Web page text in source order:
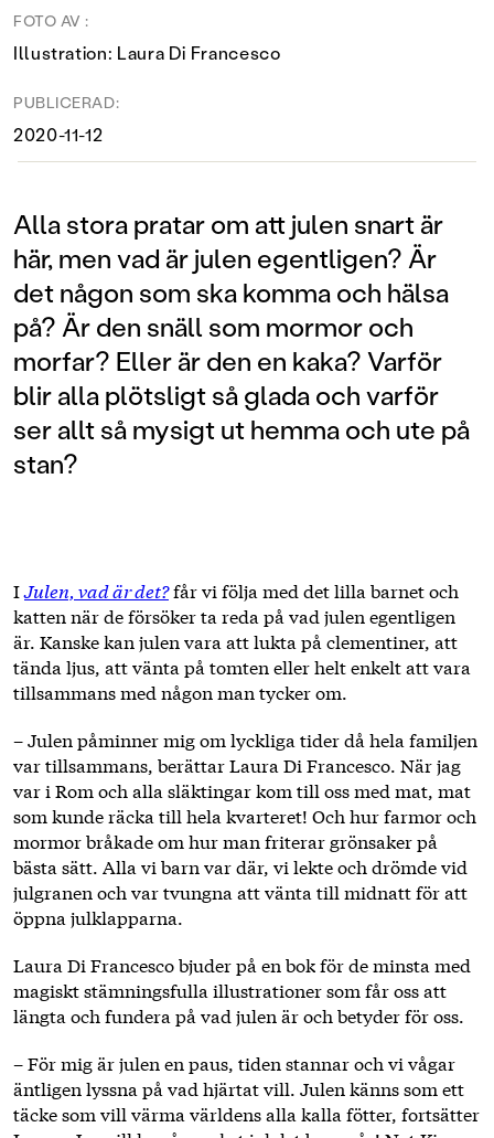
FOTO AV :
Illustration: Laura Di Francesco
PUBLICERAD:
2020-11-12
Alla stora pratar om att julen snart är
här, men vad är julen egentligen? Är
det någon som ska komma och hälsa
på? Är den snäll som mormor och
morfar? Eller är den en kaka? Varför
blir alla plötsligt så glada och varför
ser allt så mysigt ut hemma och ute på
stan?
IJulen, vad är det?får vi följa med det lilla barnet och
katten när de försöker ta reda på vad julen egentligen
är. Kanske kan julen vara att lukta på clementiner, att
tända ljus, att vänta på tomten eller helt enkelt att vara
tillsammans med någon man tycker om.
– Julen påminner mig om lyckliga tider då hela familjen
var tillsammans, berättar Laura Di Francesco. När jag
var i Rom och alla släktingar kom till oss med mat, mat
som kunde räcka till hela kvarteret! Och hur farmor och
mormor bråkade om hur man friterar grönsaker på
bästa sätt. Alla vi barn var där, vi lekte och drömde vid
julgranen och var tvungna att vänta till midnatt för att
öppna julklapparna.
Laura Di Francesco bjuder på en bok för de minsta med
magiskt stämningsfulla illustrationer som får oss att
längta och fundera på vad julen är och betyder för oss.
– För mig är julen en paus, tiden stannar och vi vågar
äntligen lyssna på vad hjärtat vill. Julen känns som ett
täcke som vill värma världens alla kalla fötter, fortsätter